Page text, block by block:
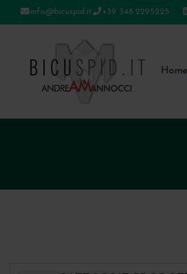
info@bicuspid.it +39 348.2295225
Home